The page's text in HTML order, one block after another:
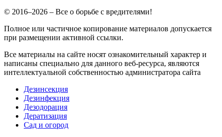
© 2016–2026 – Все о борьбе с вредителями!
Полное или частичное копирование материалов допускается
при размещении активной ссылки.
Все материалы на сайте носят ознакомительный характер и
написаны специально для данного веб-ресурса, являются
интеллектуальной собственностью администратора сайта
Дезинсекция
Дезинфекция
Дезодорация
Дератизация
Сад и огород